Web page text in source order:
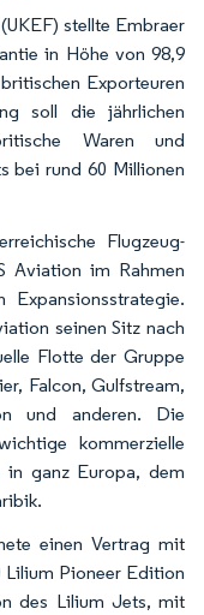
stellte Embraer
in Höhe von 98,9
Exporteuren
soll die jährlichen
Waren und
bei rund 60 Millionen
Flugzeug-
Aviation im Rahmen
Expansionsstrategie.
seinen Sitz nach
Flotte der Gruppe
Falcon, Gulfstream,
und anderen. Die
kommerzielle
in ganz Europa, dem
einen Vertrag mit
Lilium Pioneer Edition
des Lilium Jets, mit